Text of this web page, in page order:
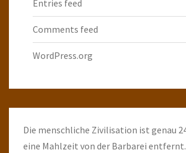
Entries feed
Comments feed
WordPress.org
Die menschliche Zivilisation ist genau
eine Mahlzeit von der Barbarei entfernt.